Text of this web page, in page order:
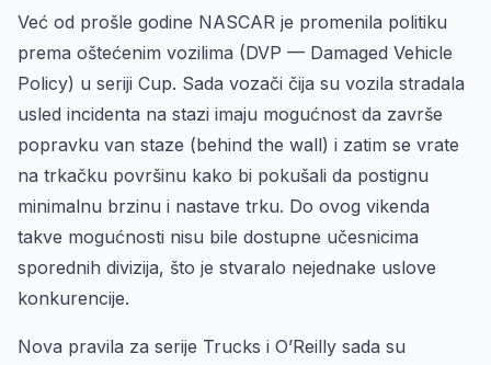
Već od prošle godine NASCAR je promenila politiku
prema oštećenim vozilima (DVP — Damaged Vehicle
Policy) u seriji Cup. Sada vozači čija su vozila stradala
usled incidenta na stazi imaju mogućnost da završe
popravku van staze (behind the wall) i zatim se vrate
na trkačku površinu kako bi pokušali da postignu
minimalnu brzinu i nastave trku. Do ovog vikenda
takve mogućnosti nisu bile dostupne učesnicima
sporednih divizija, što je stvaralo nejednake uslove
konkurencije.
Nova pravila za serije Trucks i O’Reilly sada su